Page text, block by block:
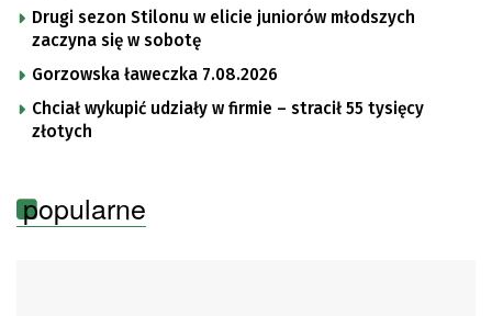
Drugi sezon Stilonu w elicie juniorów młodszych
zaczyna się w sobotę
Gorzowska ławeczka 7.08.2026
Chciał wykupić udziały w firmie – stracił 55 tysięcy
złotych
popularne